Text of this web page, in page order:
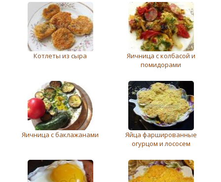
Котлеты из сыра
Яичница с колбасой и
помидорами
Яичница с баклажанами
Яйца фаршированные
огурцом и лососем